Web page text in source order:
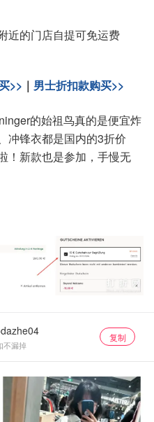
近的门店自提可免运费
>> ｜ 男士折扣款购买>>
的始祖鸟真的是便宜炸
冲锋衣都是国内的3折价
！新款也是参加，手慢无
不漏掉
复制